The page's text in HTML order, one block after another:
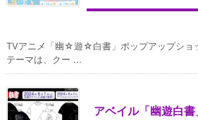
TVアニメ「幽☆遊☆白書」ポップアップショ
テーマは、クー ...
アベイル「幽遊白